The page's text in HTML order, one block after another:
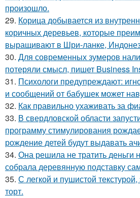
произошло.
29. Корица добывается из
коричных деревьев, которые
выращивают в Шри-ланке,
30. Для современных зумеров
потеряли смысл, пишет Business
31. Психологи предупреждают:
и сообщений от бабушек может
32. Как правильно ухаживать за
33. В свердловской области
программу стимулирования
рождение детей будут выдавать
34. Она решила не тратить деньги
собрала деревянную подставку
35. С легкой и пушистой
торт.